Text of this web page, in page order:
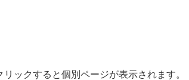
リックすると個別ページが表示されます。